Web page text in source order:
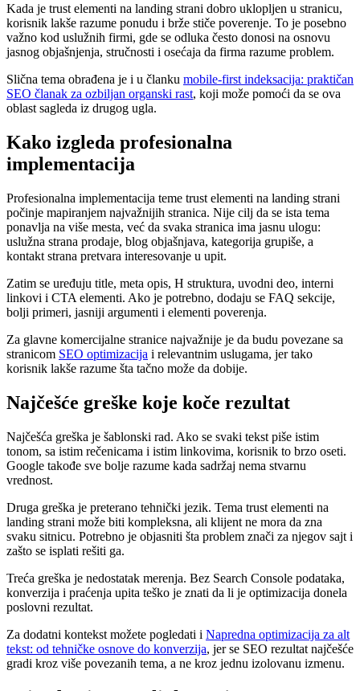
Kada je trust elementi na landing strani dobro uklopljen u stranicu,
korisnik lakše razume ponudu i brže stiče poverenje. To je posebno
važno kod uslužnih firmi, gde se odluka često donosi na osnovu
jasnog objašnjenja, stručnosti i osećaja da firma razume problem.
Slična tema obrađena je i u članku mobile-first indeksacija: praktičan
SEO članak za ozbiljan organski rast, koji može pomoći da se ova
oblast sagleda iz drugog ugla.
Kako izgleda profesionalna
implementacija
Profesionalna implementacija teme trust elementi na landing strani
počinje mapiranjem najvažnijih stranica. Nije cilj da se ista tema
ponavlja na više mesta, već da svaka stranica ima jasnu ulogu:
uslužna strana prodaje, blog objašnjava, kategorija grupiše, a
kontakt strana pretvara interesovanje u upit.
Zatim se uređuju title, meta opis, H struktura, uvodni deo, interni
linkovi i CTA elementi. Ako je potrebno, dodaju se FAQ sekcije,
bolji primeri, jasniji argumenti i elementi poverenja.
Za glavne komercijalne stranice najvažnije je da budu povezane sa
stranicom SEO optimizacija i relevantnim uslugama, jer tako
korisnik lakše razume šta tačno može da dobije.
Najčešće greške koje koče rezultat
Najčešća greška je šablonski rad. Ako se svaki tekst piše istim
tonom, sa istim rečenicama i istim linkovima, korisnik to brzo oseti.
Google takođe sve bolje razume kada sadržaj nema stvarnu
vrednost.
Druga greška je preterano tehnički jezik. Tema trust elementi na
landing strani može biti kompleksna, ali klijent ne mora da zna
svaku sitnicu. Potrebno je objasniti šta problem znači za njegov sajt i
zašto se isplati rešiti ga.
Treća greška je nedostatak merenja. Bez Search Console podataka,
konverzija i praćenja upita teško je znati da li je optimizacija donela
poslovni rezultat.
Za dodatni kontekst možete pogledati i Napredna optimizacija za alt
tekst: od tehničke osnove do konverzija, jer se SEO rezultat najčešće
gradi kroz više povezanih tema, a ne kroz jednu izolovanu izmenu.